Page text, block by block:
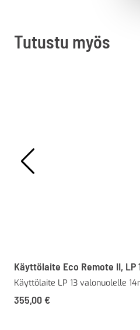
Tutustu myös
Käyttölaite Eco Remote II, LP
Käyttölaite LP 13 valonuolelle
355,00 €